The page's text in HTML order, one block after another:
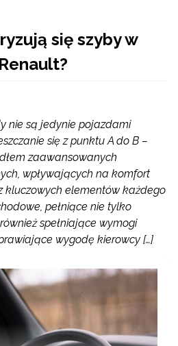
się szyby w
nie są jedynie pojazdami
się z punktu A do B –
zaawansowanych
wpływających na komfort
kluczowych elementów każdego
pełniące nie tylko
spełniające wymogi
wygodę kierowcy […]